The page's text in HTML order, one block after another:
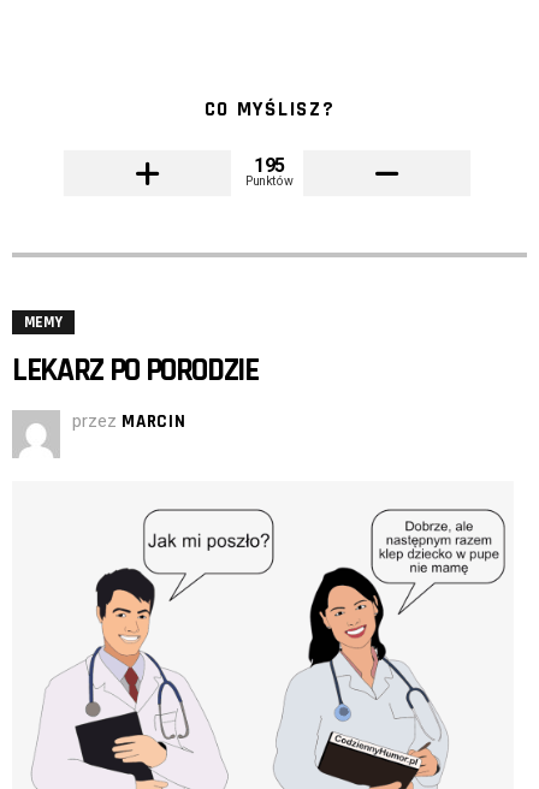
CO MYŚLISZ?
195
Punktów
MEMY
LEKARZ PO PORODZIE
przez MARCIN